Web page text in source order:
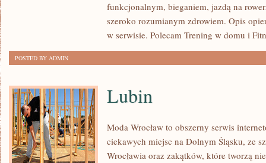
funkcjonalnym, bieganiem, jazdą na
szeroko rozumianym zdrowiem. Opis
w serwisie. Polecam Trening w domu i
POSTED BY ADMIN
Lubin
Moda Wrocław to obszerny serwis
ciekawych miejsc na Dolnym Śląsku, ze
Wrocławia oraz zakątków, które tworzą